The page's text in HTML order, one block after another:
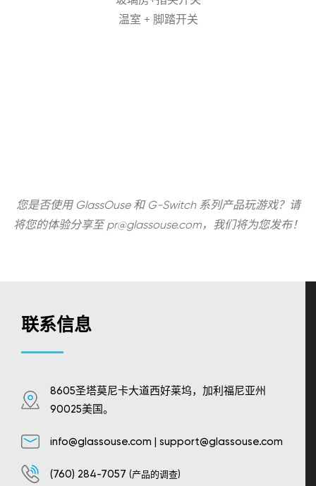
温室 + 脚踏开关
您是否使用 GlassOuse 和 G-Switch 系列产品玩游戏？请
将您的体验分享至pr@glassouse.com，我们将为您发布！
联系信息
8605圣塔莫尼卡大道西好莱坞，加利福尼亚州
90025美国。
info@glassouse.com | support@glassouse.com
(760) 284-7057 (产品的调查)